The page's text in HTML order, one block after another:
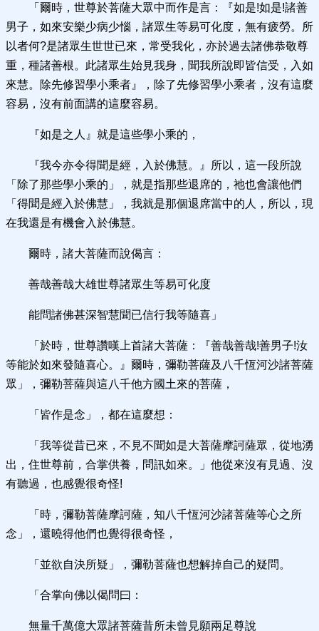
「爾時，世尊於菩薩大眾中而作是言：『如是!如是!諸善
男子，如來安樂少病少惱，諸眾生等易可化度，無有疲勞。所
以者何?是諸眾生世世已來，常受我化，亦於過去諸佛恭敬尊
重，種諸善根。此諸眾生始見我身，聞我所說即皆信受，入如
來慧。除先修習學小乘者』，除了先修習學小乘者，沒有這麼
容易，沒有前面講的這麼容易。
『如是之人』就是這些學小乘的，
『我今亦令得聞是經，入於佛慧。』所以，這一段所說
「除了那些學小乘的」，就是指那些退席的，祂也會讓他們
「得聞是經入於佛慧」，我就是那個退席當中的人，所以，現
在我還是有機會入於佛慧。
爾時，諸大菩薩而說偈言：
善哉善哉大雄世尊諸眾生等易可化度
能問諸佛甚深智慧聞已信行我等隨喜」
「於時，世尊讚嘆上首諸大菩薩：『善哉善哉!善男子!汝
等能於如來發隨喜心。』爾時，彌勒菩薩及八千恆河沙諸菩薩
眾」，彌勒菩薩與這八千他方國土來的菩薩，
「皆作是念」，都在這麼想：
「我等從昔已來，不見不聞如是大菩薩摩訶薩眾，從地湧
出，住世尊前，合掌供養，問訊如來。」他從來沒有見過、沒
有聽過，也感覺很奇怪!
「時，彌勒菩薩摩訶薩，知八千恆河沙諸菩薩等心之所
念」，還曉得他們也覺得很奇怪，
「並欲自決所疑」，彌勒菩薩也想解掉自己的疑問。
「合掌向佛以偈問曰：
無量千萬億大眾諸菩薩昔所未曾見願兩足尊說